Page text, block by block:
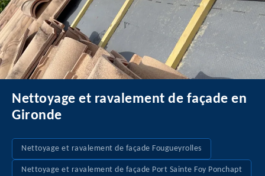
Nettoyage et ravalement de façade en
Gironde
Nettoyage et ravalement de façade Fougueyrolles
Nettoyage et ravalement de façade Port Sainte Foy Ponchapt